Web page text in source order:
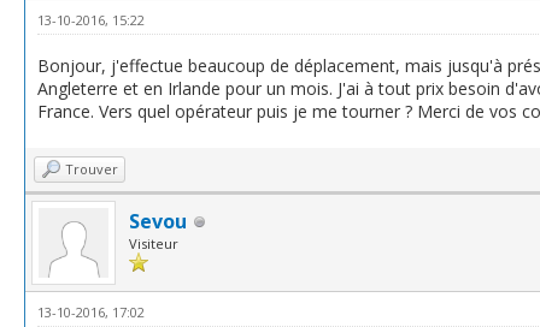
13-10-2016, 15:22
Bonjour, j'effectue beaucoup de déplacement, mais jusqu'à
Angleterre et en Irlande pour un mois. J'ai à tout prix besoin
France. Vers quel opérateur puis je me tourner ? Merci de vos
Trouver
Sevou
Visiteur
13-10-2016, 17:02